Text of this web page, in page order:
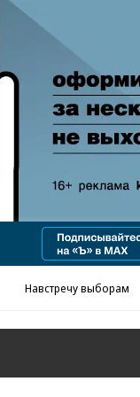
ad
Навстречу выборам